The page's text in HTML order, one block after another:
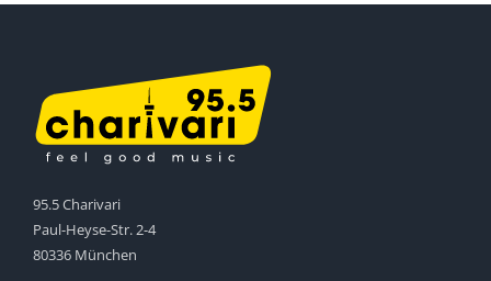
95.5 Charivari
Paul-Heyse-Str. 2-4
80336 München